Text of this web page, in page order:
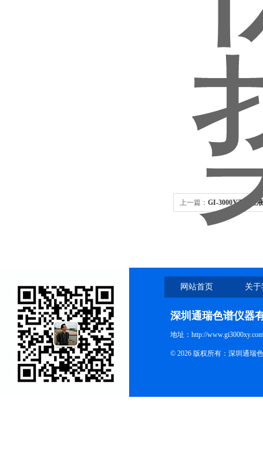
上一篇： GI-3000YT二维
网站首页 关
深圳通瑞色谱仪器
地址：http://
© 2026 版权所有：深圳通瑞